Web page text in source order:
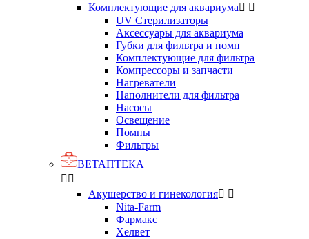
Комплектующие для аквариума 
UV Стерилизаторы
Аксессуары для аквариума
Губки для фильтра и помп
Комплектующие для фильтра
Компрессоры и запчасти
Нагреватели
Наполнители для фильтра
Насосы
Освещение
Помпы
Фильтры
ВЕТАПТЕКА
 
Акушерство и гинекология 
Nita-Farm
Фармакс
Хелвет